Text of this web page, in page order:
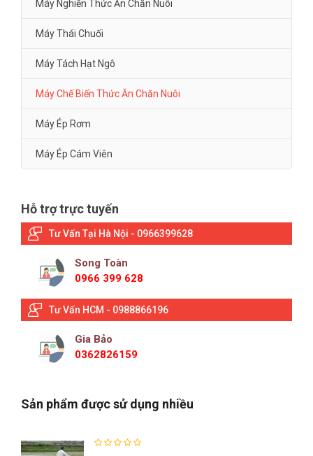
Máy Nghiền Thức Ăn Chăn Nuôi
Máy Thái Chuối
Máy Tách Hạt Ngô
Máy Chế Biến Thức Ăn Chăn Nuôi
Máy Ép Rơm
Máy Ép Cám Viên
Hỗ trợ trực tuyến
Tư Vấn Tại Hà Nội - 0966399628
Song Toàn
0966 399 628
Tư Vấn HCM - 0988866196
Gia Bảo
0362826159
Sản phẩm được sử dụng nhiều